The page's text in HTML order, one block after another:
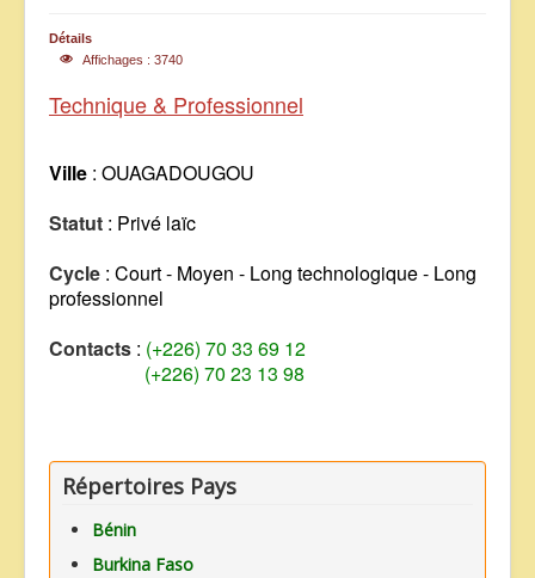
Détails
Affichages : 3740
Technique & Professionnel
Ville : OUAGADOUGOU
Statut : Privé laïc
Cycle : Court - Moyen - Long technologique - Long
professionnel
Contacts : (+226) 70 33 69 12
(+226) 70 23 13 98
Répertoires Pays
Bénin
Burkina Faso